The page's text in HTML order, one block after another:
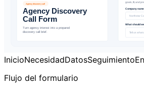
InicioNecesidadDatosSeguimiento
Flujo del formulario